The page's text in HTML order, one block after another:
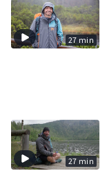
27 min
27 min